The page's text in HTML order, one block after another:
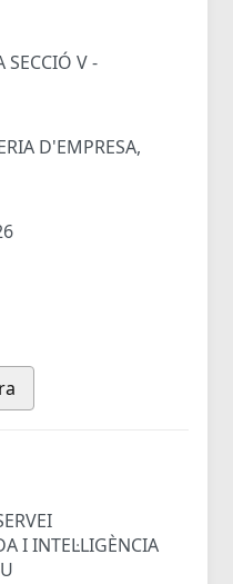
SECCIÓ V -
D'EMPRESA,
I INTEL·LIGÈNCIA